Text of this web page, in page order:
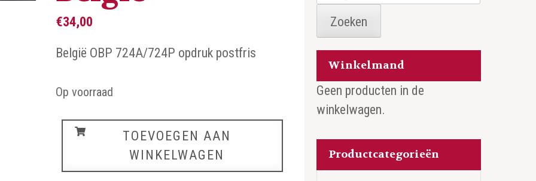
€34,00
België OBP 724A/724P opdruk postfris
Op voorraad
België
TOEVOEGEN AAN
WINKELWAGEN
naar:
Zoeken
Winkelmand
Geen producten in de
winkelwagen.
Productcategorieën